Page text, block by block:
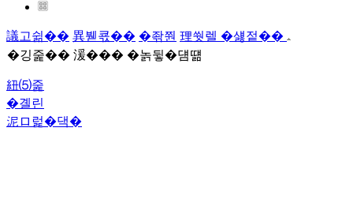
議고쉶�� 異붿쿇�� �좎쭨 理쒓렐 �섏젙��
�깅줉�� 湲��� �놁뒿�덈떎
紐⑸줉
�곌린
泥ロ럹�댁�